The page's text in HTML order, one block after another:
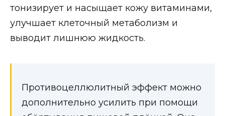
тонизирует и насыщает кожу витаминами,
улучшает клеточный метаболизм и
выводит лишнюю жидкость.
Противоцеллюлитный эффект можно
дополнительно усилить при помощи